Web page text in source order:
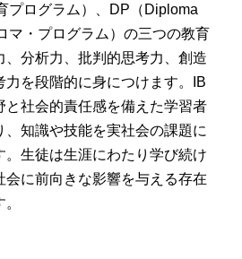
プログラム）、DP（Diploma
マ・プログラム）の三つの教育
、分析力、批判的思考力、創造
力を段階的に身につけます。IB
と社会的責任感を備えた学習者
知識や技能を実社会の課題に
。生徒は生涯にわたり学び続け
会に前向きな影響を与える存在